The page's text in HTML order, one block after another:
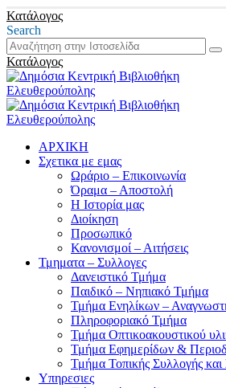
Κατάλογος
Search
Κατάλογος
ΑΡΧΙΚΗ
Σχετικα με εμας
Ωράριο – Επικοινωνία
Όραμα – Αποστολή
Η Ιστορία μας
Διοίκηση
Προσωπικό
Κανονισμοί – Αιτήσεις
Τμηματα – Συλλογες
Δανειστικό Τμήμα
Παιδικό – Νηπιακό Τμήμα
Τμήμα Ενηλίκων –
Πληροφοριακό Τμήμα
Τμήμα Οπτικοακουστικού
Τμήμα Εφημερίδων &
Τμήμα Τοπικής Συλλογής
Υπηρεσιες